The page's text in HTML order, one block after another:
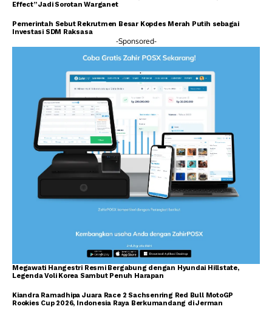
Effect” Jadi Sorotan Warganet
Pemerintah Sebut Rekrutmen Besar Kopdes Merah Putih sebagai
Investasi SDM Raksasa
-Sponsored-
Megawati Hangestri Resmi Bergabung dengan Hyundai Hillstate,
Legenda Voli Korea Sambut Penuh Harapan
Kiandra Ramadhipa Juara Race 2 Sachsenring Red Bull MotoGP
Rookies Cup 2026, Indonesia Raya Berkumandang di Jerman